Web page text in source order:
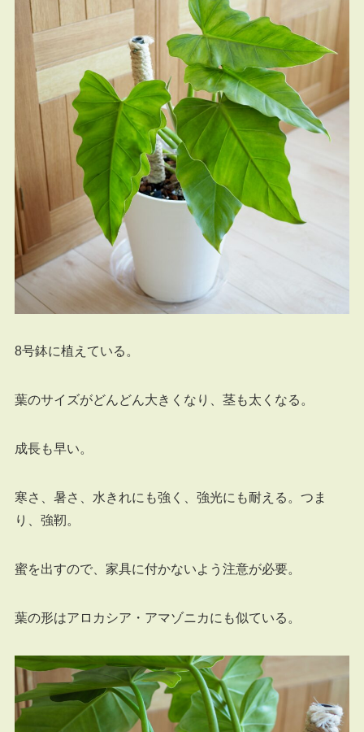
8号鉢に植えている。
葉のサイズがどんどん大きくなり、茎も太くなる。
成長も早い。
寒さ、暑さ、水きれにも強く、強光にも耐える。つま
り、強靭。
蜜を出すので、家具に付かないよう注意が必要。
葉の形はアロカシア・アマゾニカにも似ている。